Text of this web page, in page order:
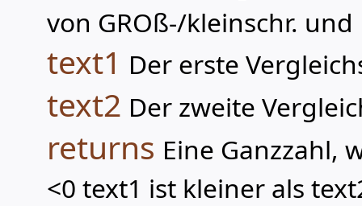
von GROß-/kleinschr. und
text1 Der erste
text2 Der zweite
returns Eine Ganzzahl,
<0 text1 ist kleiner als